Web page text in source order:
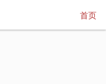
首页